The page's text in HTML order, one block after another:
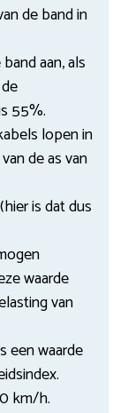
de band in
aan, als
55%.
lopen in
de as van
is dat dus
waarde
van
een waarde
km/h.